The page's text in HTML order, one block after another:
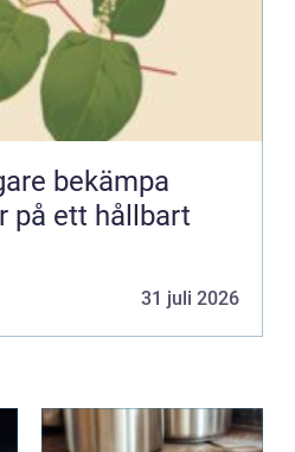
bekämpa
på ett hållbart
31 juli 2026